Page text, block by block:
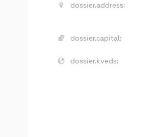
dossier.address:
dossier.capital:
dossier.kveds: